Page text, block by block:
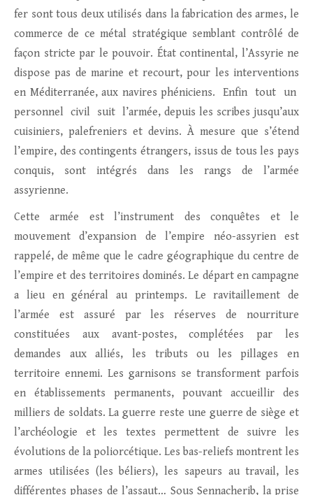
fer sont tous deux utilisés dans la fabrication des armes, le
commerce de ce métal stratégique semblant contrôlé de
façon stricte par le pouvoir. État continental, l’Assyrie ne
dispose pas de marine et recourt, pour les interventions
en Méditerranée, aux navires phéniciens. Enfin tout un
personnel civil suit l’armée, depuis les scribes jusqu’aux
cuisiniers, palefreniers et devins. À mesure que s’étend
l’empire, des contingents étrangers, issus de tous les pays
conquis, sont intégrés dans les rangs de l’armée
assyrienne.
Cette armée est l’instrument des conquêtes et le
mouvement d’expansion de l’empire néo-assyrien est
rappelé, de même que le cadre géographique du centre de
l’empire et des territoires dominés. Le départ en campagne
a lieu en général au printemps. Le ravitaillement de
l’armée est assuré par les réserves de nourriture
constituées aux avant-postes, complétées par les
demandes aux alliés, les tributs ou les pillages en
territoire ennemi. Les garnisons se transforment parfois
en établissements permanents, pouvant accueillir des
milliers de soldats. La guerre reste une guerre de siège et
l’archéologie et les textes permettent de suivre les
évolutions de la poliorcétique. Les bas-reliefs montrent les
armes utilisées (les béliers), les sapeurs au travail, les
différentes phases de l’assaut… Sous Sennacherib, la prise